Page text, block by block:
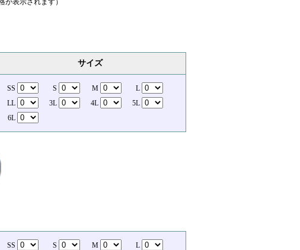
表示されます）
サイズ
SS S M
L
LL
3L 4L
5L
6L
SS S M
L